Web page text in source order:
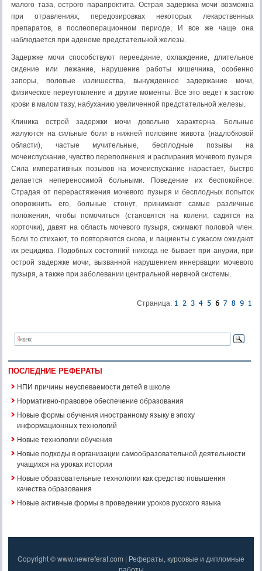
малого таза, острого парапроктита. Острая задерж­ка мочи возможна
при отравлениях, передозировках некоторых лекарственных
препаратов, в послеоперационном периоде, И все же чаще она
наблюдается при аденоме предстательной железы.
Задержке мочи способствуют переедание, охлаждение, дли­тельное
сидение или лежание, нарушение работы кишечника, особенно
запоры, половые излишества, вынужденное задержа­ние мочи,
физическое переутомление и другие моменты. Все это ведет к застою
крови в малом тазу, набуханию увеличенной пред­стательной железы.
Клиника острой задержки мочи довольно характерна. Боль­ные
жалуются на сильные боли в нижней половине живота (надлобковой
области), частые мучительные, бесплодные позывы на
мочеиспускание, чувство переполнения и распи­рания мочевого пузыря.
Сила императивных позывов на моче­испускание нарастает, быстро
делается непереносимой больны­ми. Поведение их беспокойное.
Страдая от перерастяжения мочевого пузыря и бесплодных попыток
опорожнить его, больные стонут, принимают самые различные
положения, чтобы помо­читься (становятся на колени, садятся на
корточки), давят на область мочевого пузыря, сжимают половой член.
Боли то сти­хают, то повторяются снова, и пациенты с ужасом ожидают
их рецидива. Подобных состояний никогда не бывает при анурии, при
острой задержке мочи, вызванной нарушением иннервации мочевого
пузыря, а также при заболевании центральной нервной системы.
Страница:
ПОСЛЕДНИЕ РЕФЕРАТЫ
НПИ причины неуспеваемости детей в школе
Нормативно-правовое обеспечение образования
Новые формы обучения иностранному языку в эпоху
информационных технологий
Новые технологии обучения
Новые подходы в организации самообразовательной деятельности
учащихся на уроках истории
Новые образовательные технологии как средство повышения
качества образования
Новые активные формы в проведении уроков русского языка
Copyright © www.newreferat.com | Рефераты, курсовые и дипломные
работы